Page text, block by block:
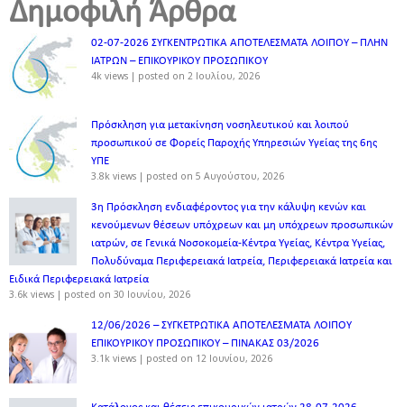
Δημοφιλή Άρθρα
02-07-2026 ΣΥΓΚΕΝΤΡΩΤΙΚΑ ΑΠΟΤΕΛΕΣΜΑΤΑ ΛΟΙΠΟΥ – ΠΛΗΝ
ΙΑΤΡΩΝ – ΕΠΙΚΟΥΡΙΚΟΥ ΠΡΟΣΩΠΙΚOY
4k views | posted on 2 Ιουλίου, 2026
Πρόσκληση για μετακίνηση νοσηλευτικού και λοιπού
προσωπικού σε Φορείς Παροχής Υπηρεσιών Υγείας της 6ης
ΥΠΕ
3.8k views | posted on 5 Αυγούστου, 2026
3η Πρόσκληση ενδιαφέροντος για την κάλυψη κενών και
κενούμενων θέσεων υπόχρεων και μη υπόχρεων προσωπικών
ιατρών, σε Γενικά Νοσοκομεία-Κέντρα Υγείας, Κέντρα Υγείας,
Πολυδύναμα Περιφερειακά Ιατρεία, Περιφερειακά Ιατρεία και
Ειδικά Περιφερειακά Ιατρεία
3.6k views | posted on 30 Ιουνίου, 2026
12/06/2026 – ΣΥΓΚΕΤΡΩΤΙΚΑ ΑΠΟΤΕΛΕΣΜΑΤΑ ΛΟΙΠΟΥ
ΕΠΙΚΟΥΡΙΚΟΥ ΠΡΟΣΩΠΙΚΟΥ – ΠΙΝΑΚΑΣ 03/2026
3.1k views | posted on 12 Ιουνίου, 2026